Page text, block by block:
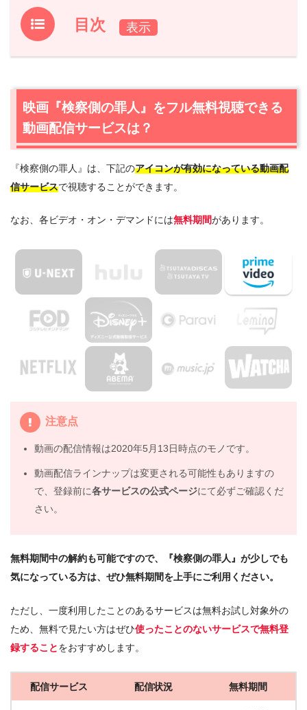
目次
1.映画『検察側の罪人』をフル無料視聴できる動画配信サ
動画が無料視聴できる！
2.3
3.映画『検察側の罪人』の動画はDailymotionやPandora
4. 映画『検察側の罪人』動画フル無料視聴まとめ
映画『検察側の罪人』をフル無料視聴できる
動画配信サービスは？
『検察側の罪人』は、下記のアイコンが有効になっている動画配
信サービスで視聴することができます。
なお、各ビデオ・オン・デマンドには無料期間があります。
注意点
動画の配信情報は2020年5月13日時点のモノです。
動画配信ラインナップは変更される可能性もありますの
で、登録前に各サービスの公式ページにて必ずご確認くだ
さい。
無料期間中の解約も可能ですので、『検察側の罪人』が少しでも
気になっている方は、ぜひ無料期間を上手にご利用ください。
ただし、一度利用したことのあるサービスは無料お試し対象外の
ため、無料で見たい方はぜひ使ったことのないサービスで無料登
録することをおすすめします。
配信サービス 配信状況 無料期間